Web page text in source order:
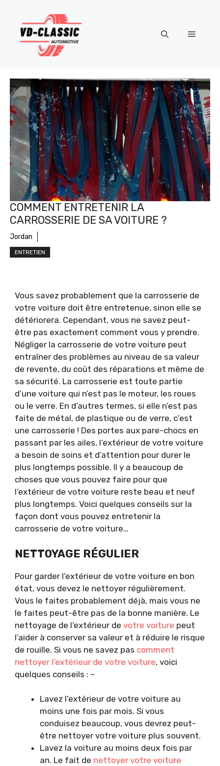
contenu
Menu
COMMENT ENTRETENIR LA
CARROSSERIE DE SA VOITURE ?
Jordan
ENTRETIEN
Vous savez probablement que la carrosserie de
votre voiture doit être entretenue, sinon elle se
détériorera. Cependant, vous ne savez peut-
être pas exactement comment vous y prendre.
Négliger la carrosserie de votre voiture peut
entraîner des problèmes au niveau de sa valeur
de revente, du coût des réparations et même de
sa sécurité. La carrosserie est toute partie
d’une voiture qui n’est pas le moteur, les roues
ou le verre. En d’autres termes, si elle n’est pas
faite de métal, de plastique ou de verre, c’est
une carrosserie ! Des portes aux pare-chocs en
passant par les ailes, l’extérieur de votre voiture
a besoin de soins et d’attention pour durer le
plus longtemps possible. Il y a beaucoup de
choses que vous pouvez faire pour que
l’extérieur de votre voiture reste beau et neuf
plus longtemps. Voici quelques conseils sur la
façon dont vous pouvez entretenir la
carrosserie de votre voiture…
NETTOYAGE RÉGULIER
Pour garder l’extérieur de votre voiture en bon
état, vous devez le nettoyer régulièrement.
Vous le faites probablement déjà, mais vous ne
le faites peut-être pas de la bonne manière. Le
nettoyage de l’extérieur de votre voiture peut
l’aider à conserver sa valeur et à réduire le risque
de rouille. Si vous ne savez pas comment
nettoyer l’extérieur de votre voiture, voici
quelques conseils : –
Lavez l’extérieur de votre voiture au
moins une fois par mois. Si vous
conduisez beaucoup, vous devrez peut-
être nettoyer votre voiture plus souvent.
Lavez la voiture au moins deux fois par
an. Le fait de nettoyer votre voiture